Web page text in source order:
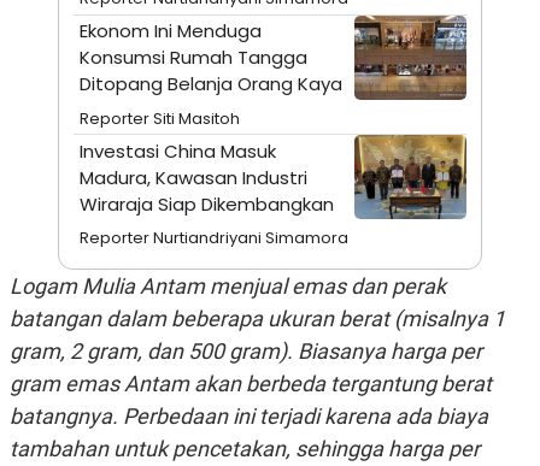
V
JARINGAN
K
O
N
P
R
E
Ekonom Ini Menduga
Konsumsi Rumah Tangga
Ditopang Belanja Orang Kaya
Reporter Siti Masitoh
Investasi China Masuk
Madura, Kawasan Industri
Wiraraja Siap Dikembangkan
Reporter Nurtiandriyani Simamora
Logam Mulia Antam menjual emas dan perak
batangan dalam beberapa ukuran berat (misalnya 1
gram, 2 gram, dan 500 gram). Biasanya harga per
gram emas Antam akan berbeda tergantung berat
batangnya. Perbedaan ini terjadi karena ada biaya
tambahan untuk pencetakan, sehingga harga per